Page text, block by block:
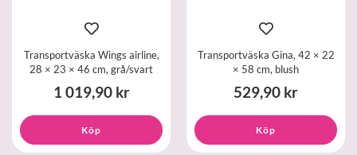
Transportväska Wings airline,
28 × 23 × 46 cm, grå/svart
1 019,90 kr
Köp
Transportväska Gina, 42 × 22
× 58 cm, blush
529,90 kr
Köp